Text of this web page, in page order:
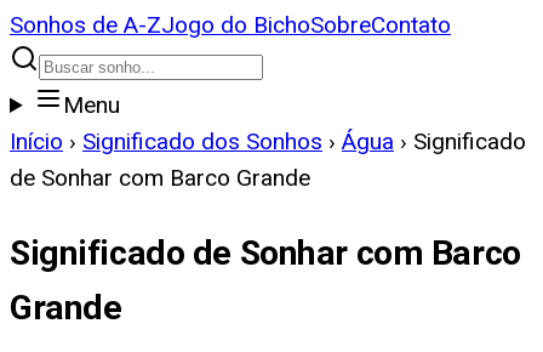
Sonhos de A-ZJogo do BichoSobreContato
Menu
Início › Significado dos Sonhos › Água › Significado
de Sonhar com Barco Grande
Significado de Sonhar com Barco
Grande